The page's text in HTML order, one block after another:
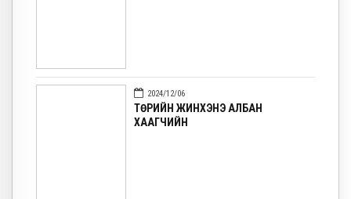
2024/12/06
ТӨРИЙН ЖИНХЭНЭ АЛБАН
ХААГЧИЙН